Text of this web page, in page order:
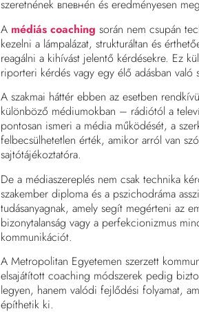
szeretnének впевнén és eredményesen
A médiás coaching során nem csupán
kezelni a lámpalázat, strukturáltan és
reagálni a kihívást jelentő kérdésekre. Ez
riporteri kérdés vagy egy élő adásban való
A szakmai háttér ebben az esetben
különböző médiumokban – rádiótól a
pontosan ismeri a média működését, a
felbecsülhetetlen érték, amikor arról van
sajtótájékoztatóra.
De a médiaszereplés nem csak technika
szakember diploma és a pszichodráma
tudásanyagnak, amely segít megérteni az
bizonytalanság vagy a perfekcionizmus
kommunikációt.
A Metropolitan Egyetemen szerzett
elsajátított coaching módszerek pedig
legyen, hanem valódi fejlődési folyamat,
építhetik ki.